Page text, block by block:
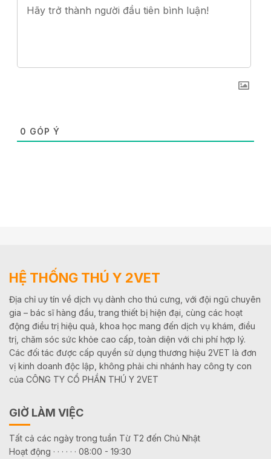
0 GÓP Ý
HỆ THỐNG THÚ Y 2VET
Địa chỉ uy tín về dịch vụ dành cho thú cưng, với đội ngũ chuyên
gia – bác sĩ hàng đầu, trang thiết bị hiện đại, cùng các hoạt
động điều trị hiệu quả, khoa học mang đến dịch vụ khám, điều
trị, chăm sóc sức khỏe cao cấp, toàn diện với chi phí hợp lý.
Các đối tác được cấp quyền sử dụng thương hiệu 2VET là đơn
vị kinh doanh độc lập, không phải chi nhánh hay công ty con
của CÔNG TY CỔ PHẦN THÚ Y 2VET
GIỜ LÀM VIỆC
Tất cả các ngày trong tuần Từ T2 đến Chủ Nhật
Hoạt động · · · · · · 08:00 - 19:30